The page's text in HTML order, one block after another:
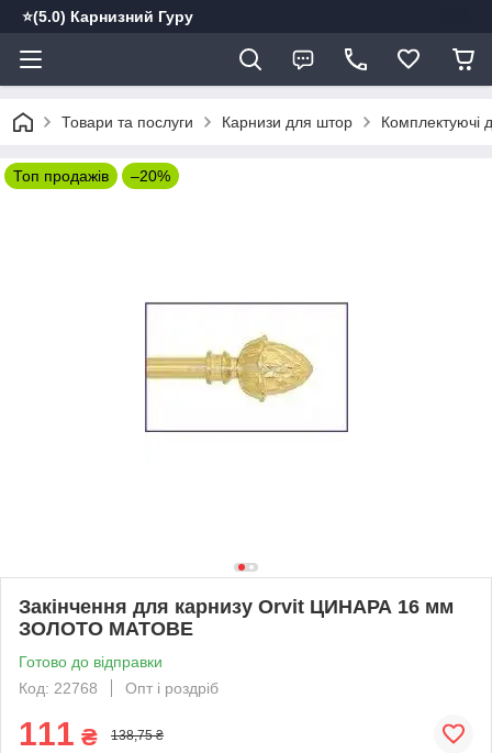
⭐️(5.0) Карнизний Гуру
Товари та послуги Карнизи для штор Комплектуючі
Топ продажів –20%
Закінчення для карнизу Orvit ЦИНАРА 16 мм
ЗОЛОТО МАТОВЕ
Готово до відправки
Код: 22768
Опт і роздріб
111 ₴ 138,75 ₴